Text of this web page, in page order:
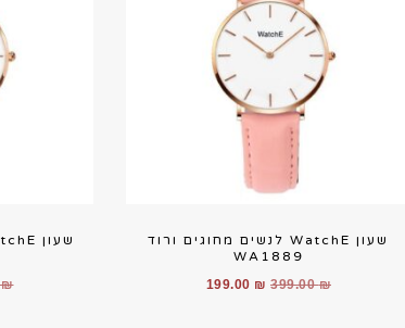
שעון WatchE לנשים מחוגים ורוד
WA1889
399.00₪
המחיר
199.00 ₪
המחיר
₪